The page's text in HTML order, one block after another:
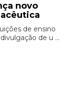
novo
de ensino
de u ...